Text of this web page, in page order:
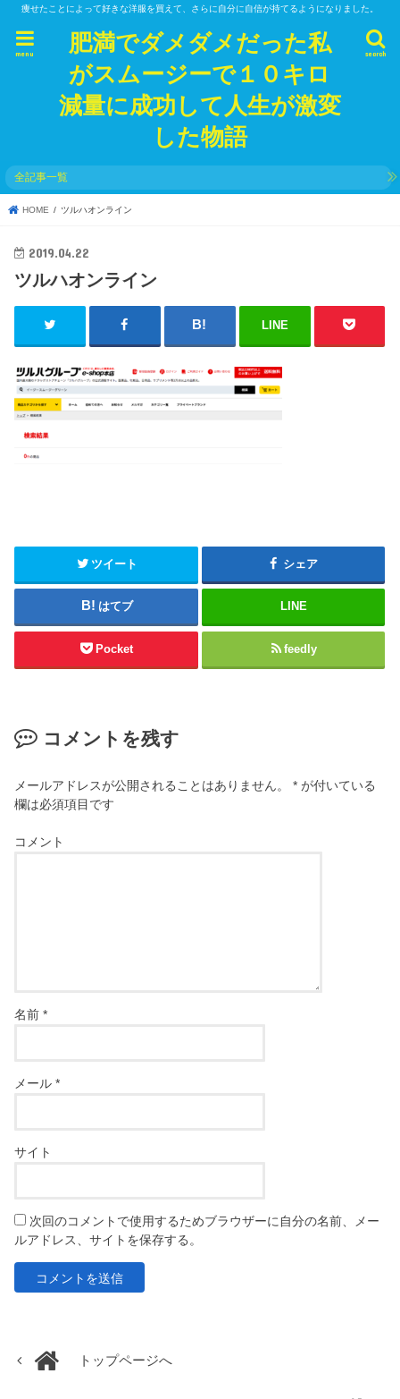
痩せたことによって好きな洋服を買えて、さらに自分に自信が持てるようになりました。
肥満でダメダメだった私
がスムージーで１０キロ
減量に成功して人生が激変
した物語
search
menu
全記事一覧
HOME ツルハオンライン
2019.04.22
ツルハオンライン
LINE
ツイート シェア
はてブ LINE
Pocket feedly
コメントを残す
メールアドレスが公開されることはありません。 * が付いている
欄は必須項目です
コメント
名前*
メール*
サイト
次回のコメントで使用するためブラウザーに自分の名前、メー
ルアドレス、サイトを保存する。
トップページへ